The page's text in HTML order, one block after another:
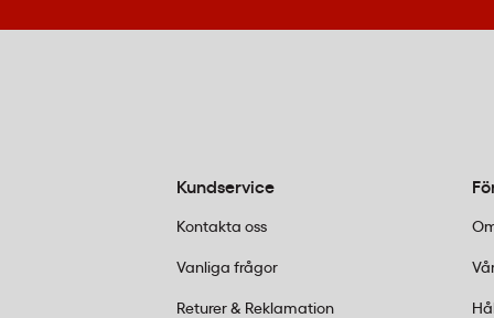
Kundservice
Kontakta oss
Vanliga frågor
Returer & Reklamation